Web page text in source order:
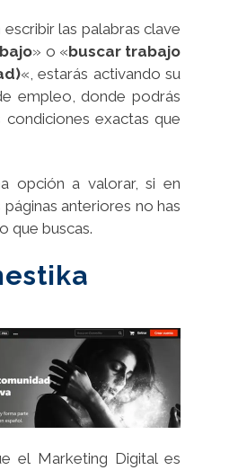
las palabras clave
» o «buscar trabajo
«, estarás activando su
empleo, donde podrás
exactas que
opción a valorar, si en
páginas anteriores no has
que buscas.
el Marketing Digital es